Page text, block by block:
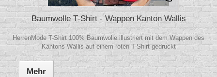
Baumwolle T-Shirt - Wappen Kanton Wallis
HerrenMode T-Shirt 100% Baumwolle illustriert mit dem Wappen des
Kantons Wallis auf einem roten T-Shirt gedruckt
Mehr